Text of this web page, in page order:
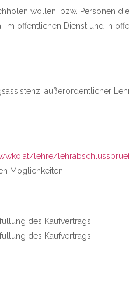
wollen, bzw. Personen
im öffentlichen Dienst und in
außerordentlicher
lehre/
Möglichkeiten.
des Kaufvertrags
des Kaufvertrags